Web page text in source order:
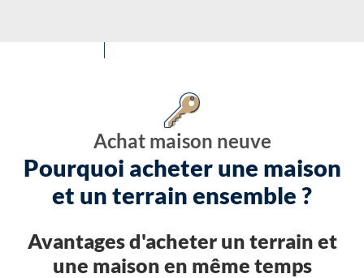
Achat maison neuve
Pourquoi acheter une maison
et un terrain ensemble ?
Avantages d'acheter un terrain et
une maison en même temps